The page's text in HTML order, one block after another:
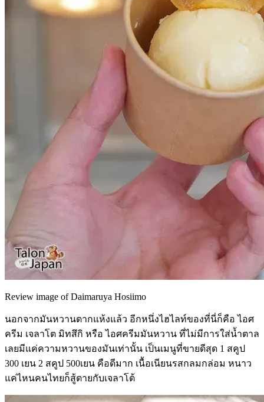
Review image of Daimaruya Hosiimo
นอกจากมันหวานตากแห้งแล้ว อีกหนึ่งไฮไลท์ของที่นี่ก็คือ ไอศ
ครีม เจลาโต มิทสึกิ หรือ ไอศครีมมันหวาน ที่ไม่มีการใส่น้ำตาล
เลยมีแค่ความหวานของมันเท่านั้น เป็นเมนูที่ขายดีสุด 1 สคูป
300 เยน 2 สคูป 500เยน คือดีมาก เนื้อเนียนรสกลมกล่อม หนาว
แค่ไหนคนไทยก็สู้ตายกับเจลาโต้